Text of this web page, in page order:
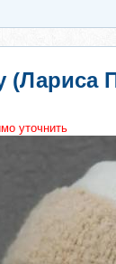
(Лариса
уточнить